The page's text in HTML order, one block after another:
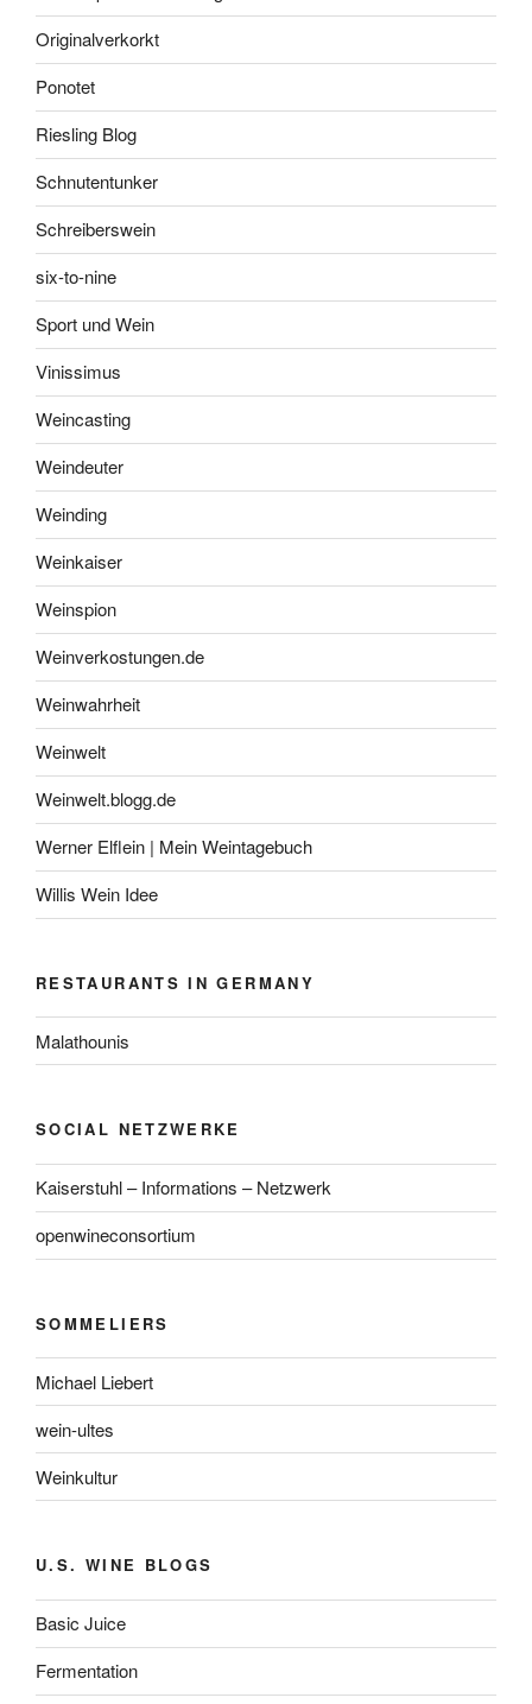
Originalverkorkt
Ponotet
Riesling Blog
Schnutentunker
Schreiberswein
six-to-nine
Sport und Wein
Vinissimus
Weincasting
Weindeuter
Weinding
Weinkaiser
Weinspion
Weinverkostungen.de
Weinwahrheit
Weinwelt
Weinwelt.blogg.de
Werner Elflein | Mein Weintagebuch
Willis Wein Idee
RESTAURANTS IN GERMANY
Malathounis
SOCIAL NETZWERKE
Kaiserstuhl – Informations – Netzwerk
openwineconsortium
SOMMELIERS
Michael Liebert
wein-ultes
Weinkultur
U.S. WINE BLOGS
Basic Juice
Fermentation